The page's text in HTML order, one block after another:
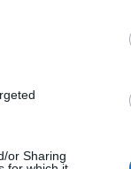
or Sharing
Leur
prendre soin des